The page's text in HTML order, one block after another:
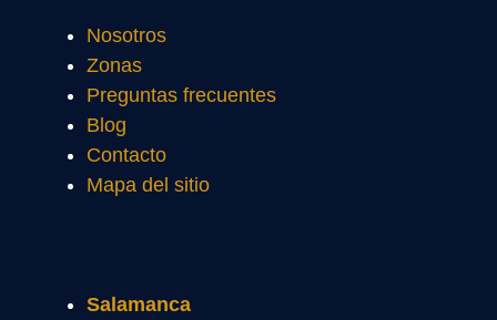
Nosotros
Zonas
Preguntas frecuentes
Blog
Contacto
Mapa del sitio
Salamanca